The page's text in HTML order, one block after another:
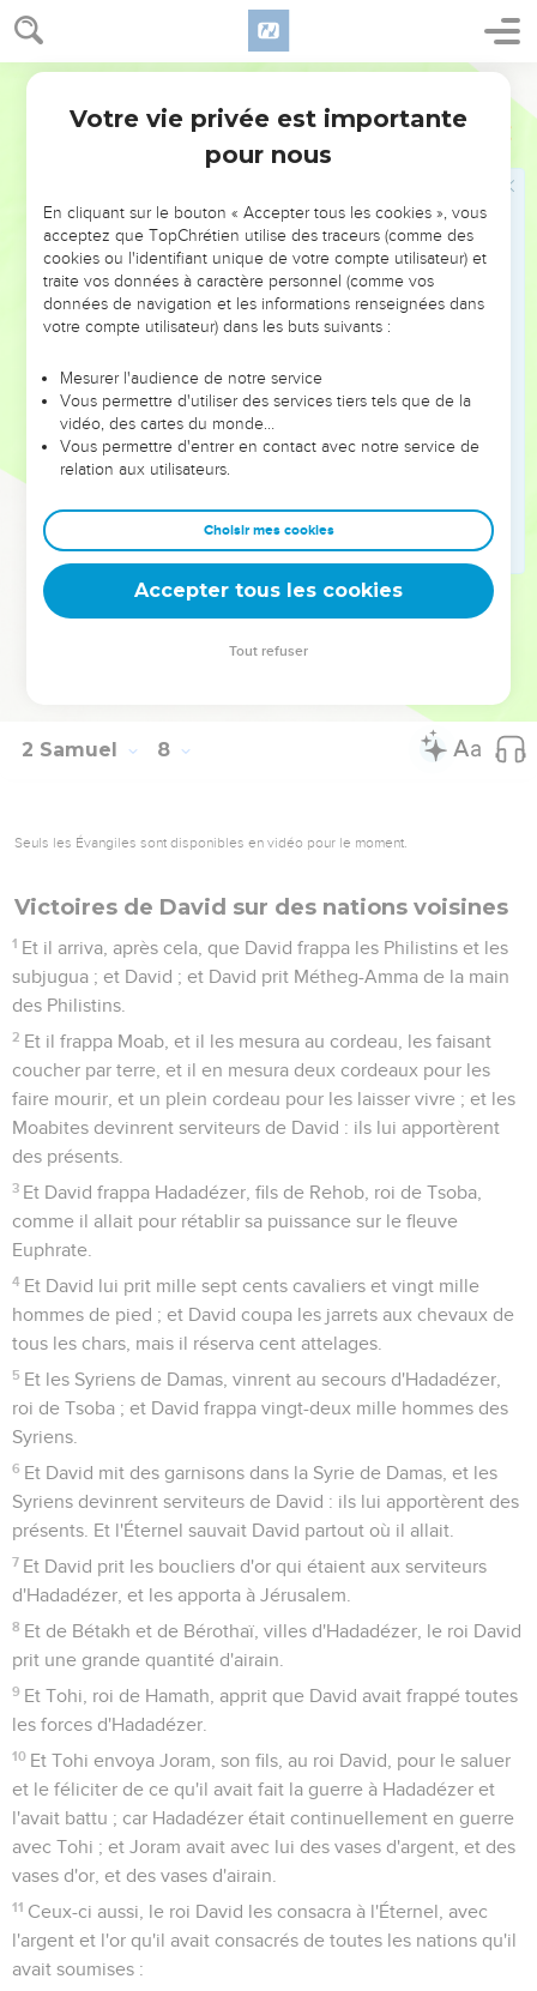
2 Samuel 7
sur la terre que Dieu soit allé racheter, afin qu'elle lui soit un
peuple, et pour se faire un nom à lui-même, et pour opérer
en leur faveur cette grande chose, et des choses terribles,
pour ton pays, devant ton peuple, que tu t'es racheté
d'Égypte, des nations et de leurs dieux ?
Et tu t'es établi ton peuple Israël pour peuple, à toujours ;
et toi, Éternel, tu es devenu leur Dieu.
Et maintenant, Éternel Dieu ! confirme pour toujours la
parole que tu as prononcée touchant ton serviteur et
touchant sa maison, et fais comme tu as dit ;
et que ton nom soit magnifié à toujours, de sorte qu'on
maison de ton serviteur David soit affermie devant toi !
Car toi, Éternel des armées, Dieu d'Israël, tu as révélé à
ton serviteur, disant : Je te bâtirai une maison ; c'est
pourquoi ton serviteur a trouvé son coeur pour te faire cette
prière.
Et maintenant, Seigneur Éternel, toi, tu es Dieu, et tes
paroles sont vraies, et tu as dit ce bien à ton serviteur.
Et maintenant, qu'il te plaise de bénir la maison de ton
serviteur, afin qu'elle soit à toujours devant toi ; car toi,
2 Samuel 8
Seuls les Évangiles sont disponibles en vidéo pour le moment.
Victoires de David sur des nations voisines
1 Et il arriva, après cela, que David frappa les Philistins et les
subjugua ; et David ; et David prit Métheg-Amma de la main
des Philistins.
2 Et il frappa Moab, et il les mesura au cordeau, les faisant
coucher par terre, et il en mesura deux cordeaux pour les
faire mourir, et un plein cordeau pour les laisser vivre ; et les
Moabites devinrent serviteurs de David : ils lui apportèrent
des présents.
3 Et David frappa Hadadézer, fils de Rehob, roi de Tsoba,
comme il allait pour rétablir sa puissance sur le fleuve
Euphrate.
4 Et David lui prit mille sept cents cavaliers et vingt mille
hommes de pied ; et David coupa les jarrets aux chevaux de
tous les chars, mais il réserva cent attelages.
5 Et les Syriens de Damas, vinrent au secours d'Hadadézer,
roi de Tsoba ; et David frappa vingt-deux mille hommes des
Syriens.
6 Et David mit des garnisons dans la Syrie de Damas, et les
Syriens devinrent serviteurs de David : ils lui apportèrent des
présents. Et l'Éternel sauvait David partout où il allait.
7 Et David prit les boucliers d'or qui étaient aux serviteurs
d'Hadadézer, et les apporta à Jérusalem.
8 Et de Bétakh et de Bérothaï, villes d'Hadadézer, le roi David
prit une grande quantité d'airain.
9 Et Tohi, roi de Hamath, apprit que David avait frappé toutes
les forces d'Hadadézer.
10 Et Tohi envoya Joram, son fils, au roi David, pour le saluer
et le féliciter de ce qu'il avait fait la guerre à Hadadézer et
l'avait battu ; car Hadadézer était continuellement en guerre
avec Tohi ; et Joram avait avec lui des vases d'argent, et des
vases d'or, et des vases d'airain.
11 Ceux-ci aussi, le roi David les consacra à l'Éternel, avec
l'argent et l'or qu'il avait consacrés de toutes les nations qu'il
avait soumises :
Votre vie privée est importante
pour nous
En cliquant sur le bouton « Accepter tous les cookies », vous
acceptez que TopChrétien utilise des traceurs (comme des
cookies ou l'identifiant unique de votre compte utilisateur) et
traite vos données à caractère personnel (comme vos
données de navigation et les informations renseignées dans
votre compte utilisateur) dans les buts suivants :
Mesurer l'audience de notre service
Vous permettre d'utiliser des services tiers tels que de la
vidéo, des cartes du monde…
Vous permettre d'entrer en contact avec notre service de
relation aux utilisateurs.
Choisir mes cookies
Accepter tous les cookies
Tout refuser